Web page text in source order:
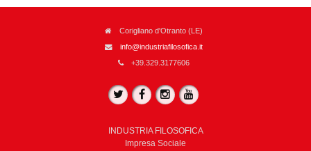
Corigliano d'Otranto (LE)
info@industriafilosofica.it
+39.329.3177606
INDUSTRIA FILOSOFICA
Impresa Sociale